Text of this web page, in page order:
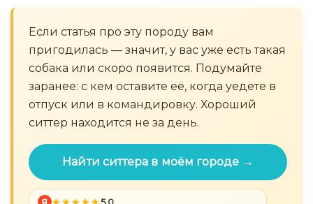
Если статья про эту породу вам
пригодилась — значит, у вас уже есть такая
собака или скоро появится. Подумайте
заранее: с кем оставите её, когда уедете в
отпуск или в командировку. Хороший
ситтер находится не за день.
Найти ситтера в моём городе →
Я 5.0